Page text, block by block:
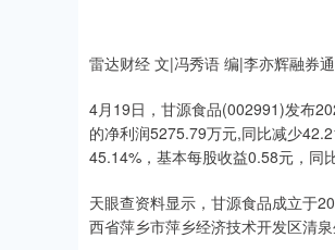
雷达财经 文|冯秀语 编|李亦辉融券通
4月19日，甘源食品(002991)发布
的净利润5275.79万元,同比减少
45.14%，基本每股收益0.58元，同
天眼查资料显示，甘源食品成立于
西省萍乡市萍乡经济技术开发区清